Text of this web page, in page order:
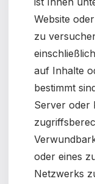
Website
zu
auf Inhalte
bestimmt
Server oder
oder eines
Netzwerks